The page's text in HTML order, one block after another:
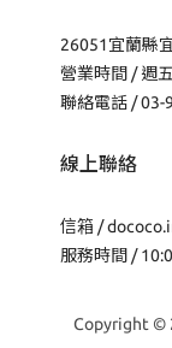
26051宜蘭縣
營業時間 / 週
聯絡電話 / 03-
線上聯絡
信箱 /
服務時間 /
Copyright ©